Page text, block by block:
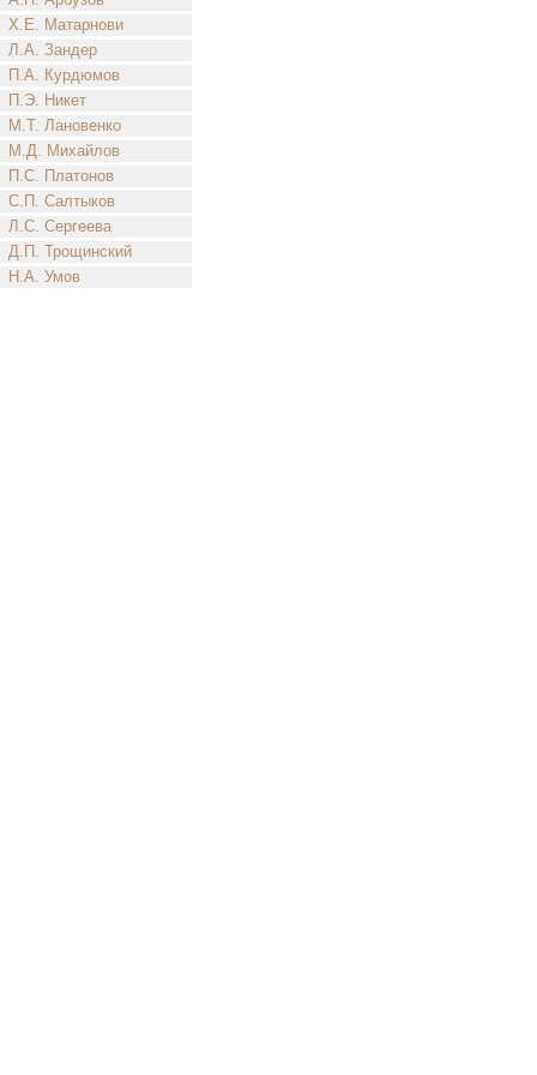
Х.Е. Матарнови
Л.А. Зандер
П.А. Курдюмов
П.Э. Никет
М.Т. Лановенко
М.Д. Михайлов
П.С. Платонов
С.П. Салтыков
Л.С. Сергеева
Д.П. Трощинский
Н.А. Умов